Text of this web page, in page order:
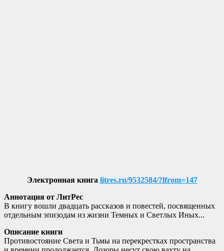
Электронная книга litres.ru/9532584/?lfrom=147
Аннотация от ЛитРес
В книгу вошли двадцать рассказов и повестей, посвященных
отдельным эпизодам из жизни Темных и Светлых Иных...
Описание книги
Противостояние Света и Тьмы на перекрестках пространства